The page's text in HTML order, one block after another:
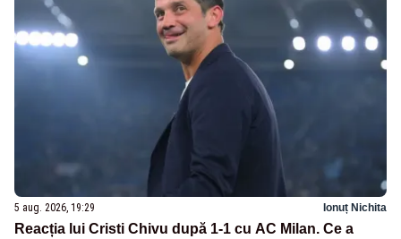
5 aug. 2026, 19:29 Ionuț Nichita
Reacția lui Cristi Chivu după 1-1 cu AC Milan. Ce a